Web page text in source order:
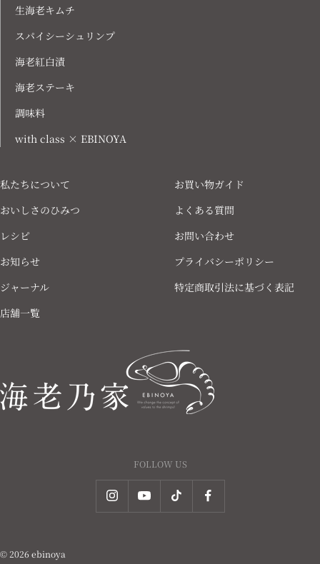
生海老キムチ
スパイシーシュリンプ
海老紅白漬
海老ステーキ
調味料
with class × EBINOYA
私たちについて
おいしさのひみつ
レシピ
お知らせ
ジャーナル
店舗一覧
お買い物ガイド
よくある質問
お問い合わせ
プライバシーポリシー
特定商取引法に基づく表記
FOLLOW US
© 2026 ebinoya